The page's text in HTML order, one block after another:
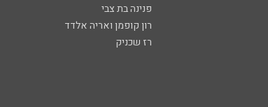
פנינה בת צבי
רון קופמן ואריה אלדד
רז שכניק